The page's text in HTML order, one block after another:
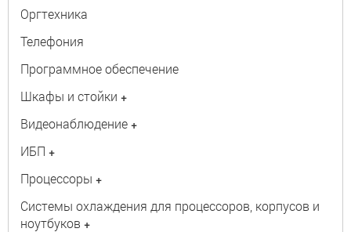
Оргтехника
Телефония
Программное обеспечение
Шкафы и стойки +
Видеонаблюдение +
ИБП +
Процессоры +
Системы охлаждения для процессоров, корпусов и
ноутбуков +